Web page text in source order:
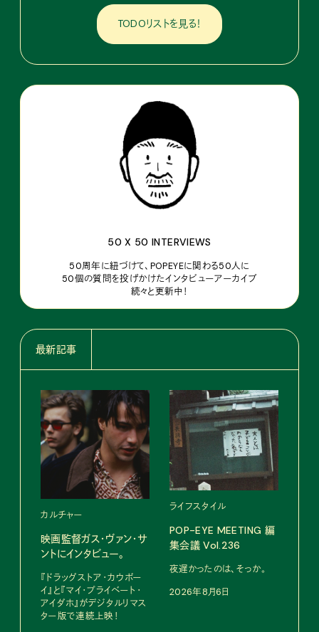
TODOリストを見る！
50 X 50 INTERVIEWS
50周年に紐づけて、POPEYEに関わる50人に
50個の質問を投げかけたインタビューアーカイブ
続々と更新中！
最新記事
カルチャー
映画監督ガス・ヴァン・サ
ントにインタビュー。
『ドラッグストア・カウボー
イ』と『マイ・プライベート・
アイダホ』がデジタルリマス
ター版で連続上映！
ライフスタイル
POP-EYE MEETING 編
集会議 Vol.236
夜遅かったのは、そっか。
2026年8月6日